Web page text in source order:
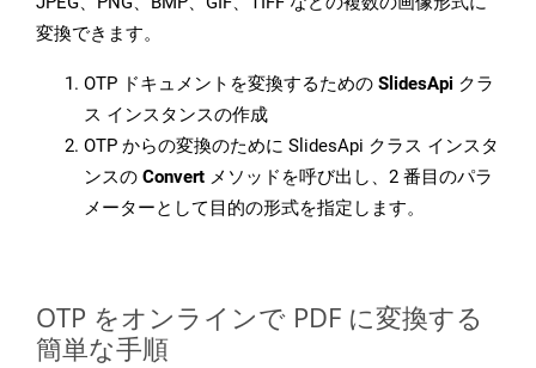
変換できます。
OTP ドキュメントを変換するための SlidesApi クラ
ス インスタンスの作成
OTP からの変換のために SlidesApi クラス インスタ
ンスの Convert メソッドを呼び出し、2 番目のパラ
メーターとして目的の形式を指定します。
OTP をオンラインで PDF に変換する
簡単な手順